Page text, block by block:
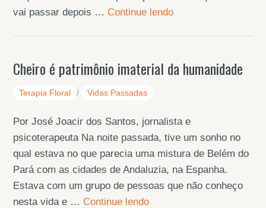
vai passar depois … Continue lendo
Cheiro é patrimônio imaterial da humanidade
Terapia Floral / Vidas Passadas
Por José Joacir dos Santos, jornalista e
psicoterapeuta Na noite passada, tive um sonho no
qual estava no que parecia uma mistura de Belém do
Pará com as cidades de Andaluzia, na Espanha.
Estava com um grupo de pessoas que não conheço
nesta vida e … Continue lendo